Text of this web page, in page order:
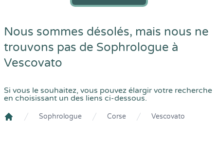
Nous sommes désolés, mais nous ne
trouvons pas de Sophrologue à
Vescovato
Si vous le souhaitez, vous pouvez élargir votre recherche
en choisissant un des liens ci-dessous.
Sophrologue Corse Vescovato